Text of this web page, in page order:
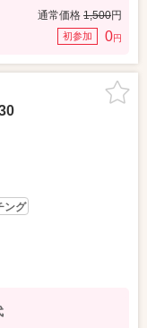
通常価格 1,500円
初参加 0円
ング